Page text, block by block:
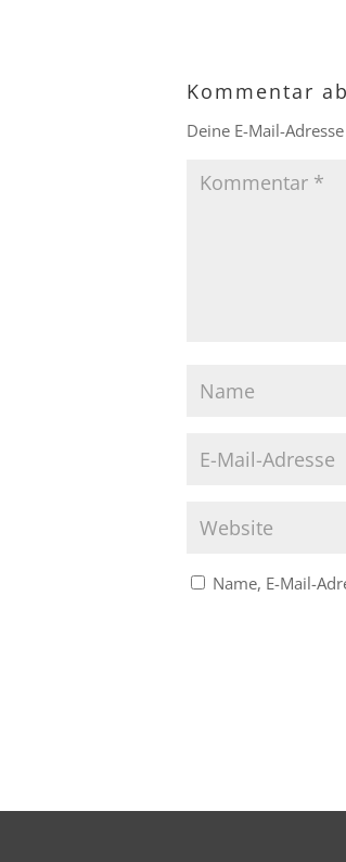
Kommentar
Deine E-Mail-
Name, E-Mail-